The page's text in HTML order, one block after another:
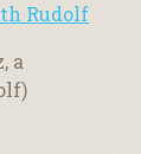
Rudolf
a